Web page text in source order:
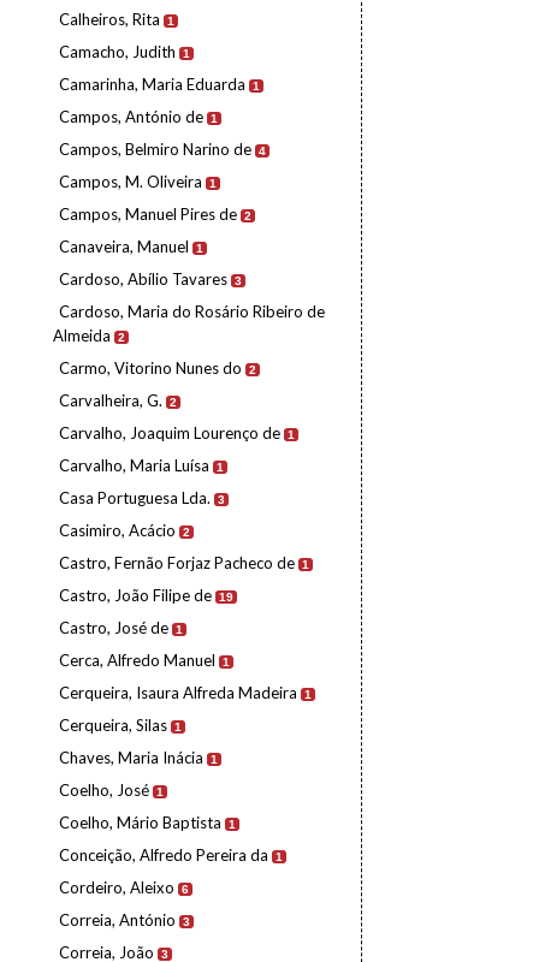
Calheiros, Rita 1
Camacho, Judith 1
Camarinha, Maria Eduarda 1
Campos, António de 1
Campos, Belmiro Narino de 4
Campos, M. Oliveira 1
Campos, Manuel Pires de 2
Canaveira, Manuel 1
Cardoso, Abílio Tavares 3
Cardoso, Maria do Rosário Ribeiro de
Almeida
2
Carmo, Vitorino Nunes do 2
Carvalheira, G. 2
Carvalho, Joaquim Lourenço de 1
Carvalho, Maria Luísa 1
Casa Portuguesa Lda. 3
Casimiro, Acácio 2
Castro, Fernão Forjaz Pacheco de 1
Castro, João Filipe de 19
Castro, José de 1
Cerca, Alfredo Manuel 1
Cerqueira, Isaura Alfreda Madeira 1
Cerqueira, Silas 1
Chaves, Maria Inácia 1
Coelho, José 1
Coelho, Mário Baptista 1
Conceição, Alfredo Pereira da 1
Cordeiro, Aleixo 6
Correia, António 3
Correia, João 3